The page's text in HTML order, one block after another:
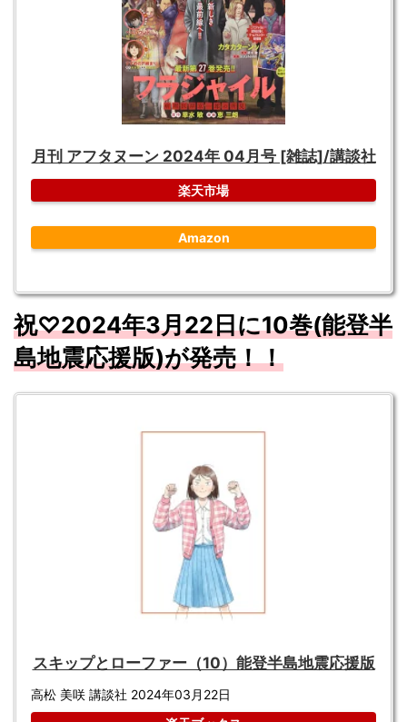
月刊 アフタヌーン 2024年 04月号 [雑誌]/講談社
楽天市場
Amazon
祝♡2024年3月22日に10巻(能登半
島地震応援版)が発売！！
スキップとローファー（10）能登半島地震応援版
高松 美咲 講談社 2024年03月22日